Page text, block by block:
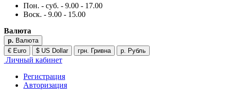
Пон. - суб. - 9.00 - 17.00
Воск. - 9.00 - 15.00
Валюта
р. Валюта
€ Euro
$ US Dollar грн. Гривна р. Рубль
Личный кабинет
Регистрация
Авторизация